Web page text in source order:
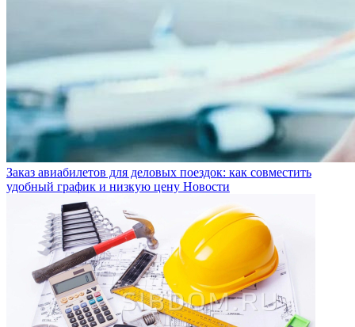
Заказ авиабилетов для деловых поездок: как совместить
удобный график и низкую цену Новости